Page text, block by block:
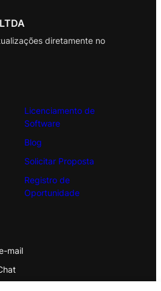
diretamente no
Licenciamento de
Software
Blog
Solicitar Proposta
Registro de
Oportunidade
mail